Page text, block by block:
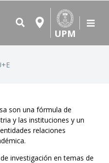
UPM
son una fórmula de
y las instituciones y un
relaciones
investigación en temas de